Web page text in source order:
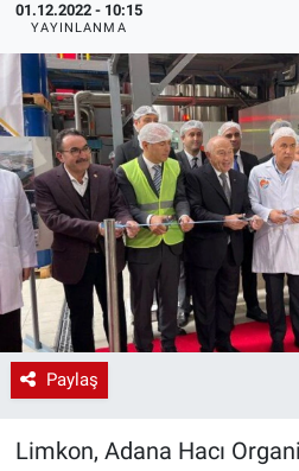
01.12.2022 - 10:15
YAYINLANMA
Paylaş
Limkon, Adana Hacı